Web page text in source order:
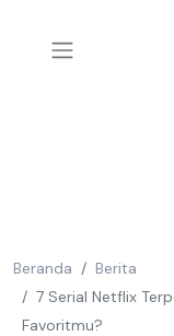
Beranda
Berita
7 Serial Netflix
Favoritmu?